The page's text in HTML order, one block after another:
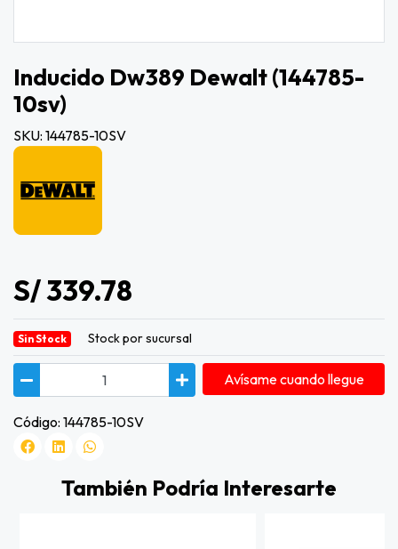
Inducido Dw389 Dewalt (144785-
10sv)
SKU: 144785-10SV
S/ 339.78
Sin Stock Stock por sucursal
Avísame cuando llegue
Código: 144785-10SV
También Podría Interesarte